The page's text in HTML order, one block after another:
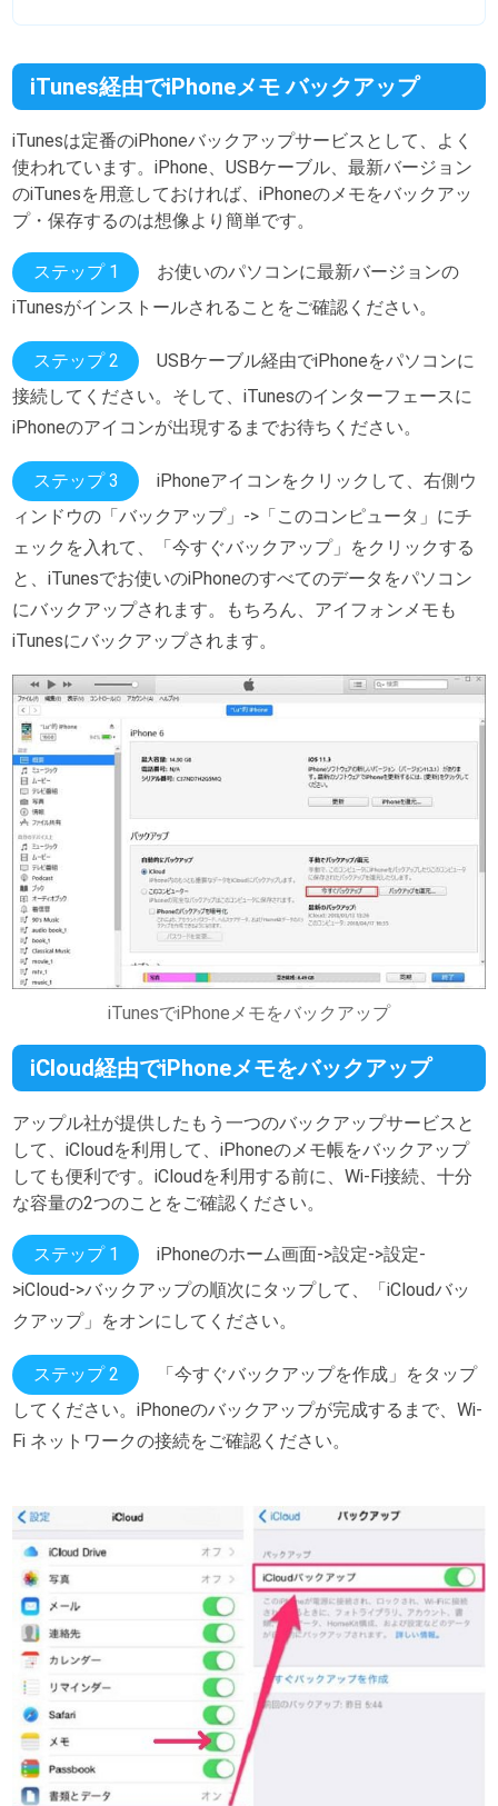
iTunes経由でiPhoneメモ バックアップ
iTunesは定番のiPhoneバックアップサービスとして、よく
使われています。iPhone、USBケーブル、最新バージョン
のiTunesを用意しておければ、iPhoneのメモをバックアッ
プ・保存するのは想像より簡単です。
ステップ 1
お使いのパソコンに最新バージョンの
iTunesがインストールされることをご確認ください。
ステップ 2
USBケーブル経由でiPhoneをパソコンに
接続してください。そして、iTunesのインターフェースに
iPhoneのアイコンが出現するまでお待ちください。
ステップ 3
iPhoneアイコンをクリックして、右側ウ
ィンドウの「バックアップ」->「このコンピュータ」にチ
ェックを入れて、「今すぐバックアップ」をクリックする
と、iTunesでお使いのiPhoneのすべてのデータをパソコン
にバックアップされます。もちろん、アイフォンメモも
iTunesにバックアップされます。
iTunesでiPhoneメモをバックアップ
iCloud経由でiPhoneメモをバックアップ
アップル社が提供したもう一つのバックアップサービスと
して、iCloudを利用して、iPhoneのメモ帳をバックアップ
しても便利です。iCloudを利用する前に、Wi-Fi接続、十分
な容量の2つのことをご確認ください。
ステップ 1
iPhoneのホーム画面->設定->設定-
>iCloud->バックアップの順次にタップして、「iCloudバッ
クアップ」をオンにしてください。
ステップ 2
「今すぐバックアップを作成」をタップ
してください。iPhoneのバックアップが完成するまで、Wi-
Fi ネットワークの接続をご確認ください。